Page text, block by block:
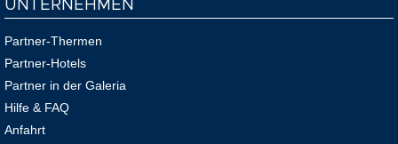
UNTERNEHMEN
Partner-Thermen
Partner-Hotels
Partner in der Galeria
Hilfe & FAQ
Anfahrt